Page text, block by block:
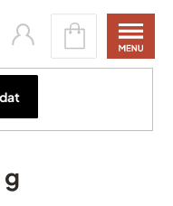
Nákupní
košík